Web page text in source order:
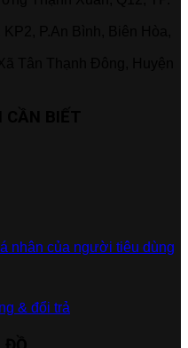
nhân của người tiêu dùng
& đổi trả